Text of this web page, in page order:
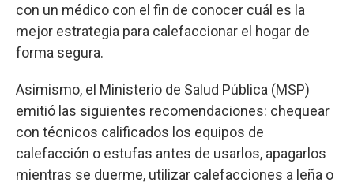
con un médico con el fin de conocer cuál es la
mejor estrategia para calefaccionar el hogar de
forma segura.
Asimismo, el Ministerio de Salud Pública (MSP)
emitió las siguientes recomendaciones: chequear
con técnicos calificados los equipos de
calefacción o estufas antes de usarlos, apagarlos
mientras se duerme, utilizar calefacciones a leña o